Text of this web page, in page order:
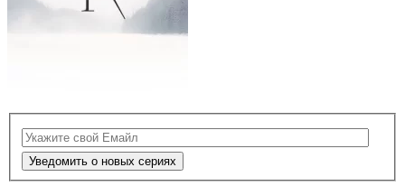
Уведомить о новых сериях